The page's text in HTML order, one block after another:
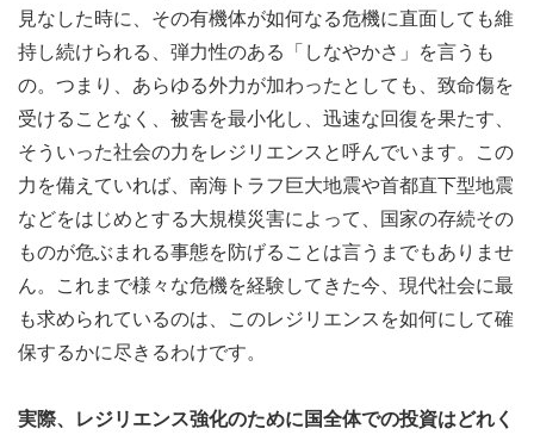
見なした時に、その有機体が如何なる危機に直面しても維
持し続けられる、弾力性のある「しなやかさ」を言うも
の。つまり、あらゆる外力が加わったとしても、致命傷を
受けることなく、被害を最小化し、迅速な回復を果たす、
そういった社会の力をレジリエンスと呼んでいます。この
力を備えていれば、南海トラフ巨大地震や首都直下型地震
などをはじめとする大規模災害によって、国家の存続その
ものが危ぶまれる事態を防げることは言うまでもありませ
ん。これまで様々な危機を経験してきた今、現代社会に最
も求められているのは、このレジリエンスを如何にして確
保するかに尽きるわけです。
実際、レジリエンス強化のために国全体での投資はどれく